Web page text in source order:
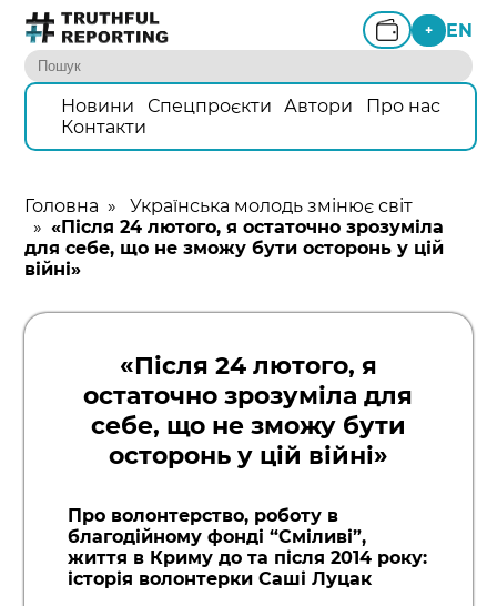
+ EN
Новини Спецпроєкти Автори
Про нас
Контакти
Головна »Українська молодь змінює світ
»«Після 24 лютого, я остаточно зрозуміла
для себе, що не зможу бути осторонь у цій
війні»
«Після 24 лютого, я
остаточно зрозуміла для
себе, що не зможу бути
осторонь у цій війні»
Про волонтерство, роботу в
благодійному фонді “Сміливі”,
життя в Криму до та після 2014 року:
історія волонтерки Саші Луцак